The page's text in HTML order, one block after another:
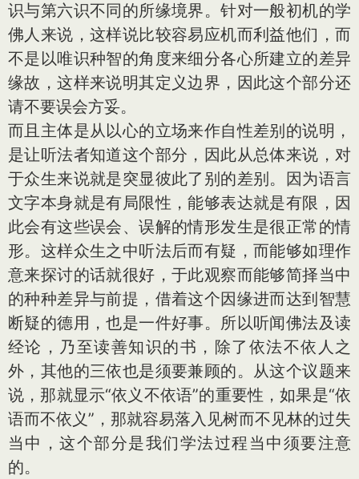
识与第六识不同的所缘境界。针对一般初机的学
佛人来说，这样说比较容易应机而利益他们，而
不是以唯识种智的角度来细分各心所建立的差异
缘故，这样来说明其定义边界，因此这个部分还
请不要误会方妥。
而且主体是从以心的立场来作自性差别的说明，
是让听法者知道这个部分，因此从总体来说，对
于众生来说就是突显彼此了别的差别。因为语言
文字本身就是有局限性，能够表达就是有限，因
此会有这些误会、误解的情形发生是很正常的情
形。这样众生之中听法后而有疑，而能够如理作
意来探讨的话就很好，于此观察而能够简择当中
的种种差异与前提，借着这个因缘进而达到智慧
断疑的德用，也是一件好事。所以听闻佛法及读
经论，乃至读善知识的书，除了依法不依人之
外，其他的三依也是须要兼顾的。从这个议题来
说，那就显示“依义不依语”的重要性，如果是“依
语而不依义”，那就容易落入见树而不见林的过失
当中，这个部分是我们学法过程当中须要注意
的。